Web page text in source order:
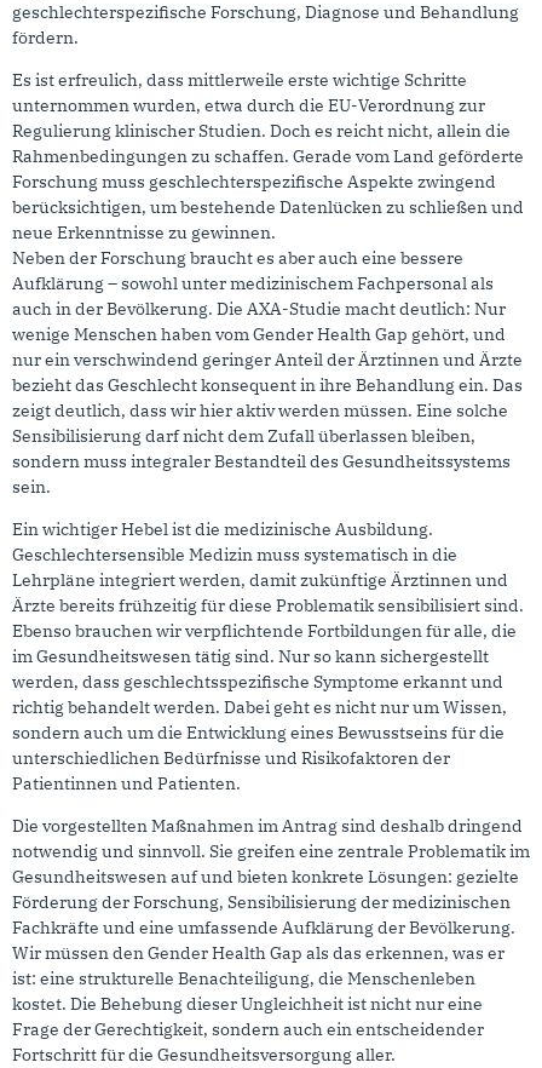
geschlechterspezifische Forschung, Diagnose und Behandlung
fördern.
Es ist erfreulich, dass mittlerweile erste wichtige Schritte
unternommen wurden, etwa durch die EU-Verordnung zur
Regulierung klinischer Studien. Doch es reicht nicht, allein die
Rahmenbedingungen zu schaffen. Gerade vom Land geförderte
Forschung muss geschlechterspezifische Aspekte zwingend
berücksichtigen, um bestehende Datenlücken zu schließen und
neue Erkenntnisse zu gewinnen.
Neben der Forschung braucht es aber auch eine bessere
Aufklärung – sowohl unter medizinischem Fachpersonal als
auch in der Bevölkerung. Die AXA-Studie macht deutlich: Nur
wenige Menschen haben vom Gender Health Gap gehört, und
nur ein verschwindend geringer Anteil der Ärztinnen und Ärzte
bezieht das Geschlecht konsequent in ihre Behandlung ein. Das
zeigt deutlich, dass wir hier aktiv werden müssen. Eine solche
Sensibilisierung darf nicht dem Zufall überlassen bleiben,
sondern muss integraler Bestandteil des Gesundheitssystems
sein.
Ein wichtiger Hebel ist die medizinische Ausbildung.
Geschlechtersensible Medizin muss systematisch in die
Lehrpläne integriert werden, damit zukünftige Ärztinnen und
Ärzte bereits frühzeitig für diese Problematik sensibilisiert sind.
Ebenso brauchen wir verpflichtende Fortbildungen für alle, die
im Gesundheitswesen tätig sind. Nur so kann sichergestellt
werden, dass geschlechtsspezifische Symptome erkannt und
richtig behandelt werden. Dabei geht es nicht nur um Wissen,
sondern auch um die Entwicklung eines Bewusstseins für die
unterschiedlichen Bedürfnisse und Risikofaktoren der
Patientinnen und Patienten.
Die vorgestellten Maßnahmen im Antrag sind deshalb dringend
notwendig und sinnvoll. Sie greifen eine zentrale Problematik im
Gesundheitswesen auf und bieten konkrete Lösungen: gezielte
Förderung der Forschung, Sensibilisierung der medizinischen
Fachkräfte und eine umfassende Aufklärung der Bevölkerung.
Wir müssen den Gender Health Gap als das erkennen, was er
ist: eine strukturelle Benachteiligung, die Menschenleben
kostet. Die Behebung dieser Ungleichheit ist nicht nur eine
Frage der Gerechtigkeit, sondern auch ein entscheidender
Fortschritt für die Gesundheitsversorgung aller.